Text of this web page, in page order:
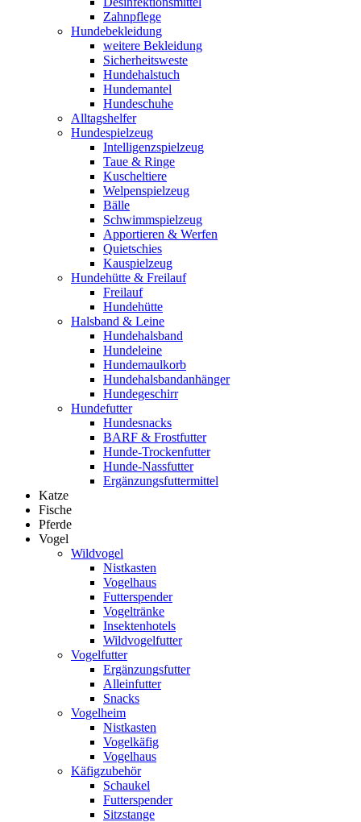
Zahnpflege
Hundebekleidung
weitere Bekleidung
Sicherheitsweste
Hundehalstuch
Hundemantel
Hundeschuhe
Alltagshelfer
Hundespielzeug
Intelligenzspielzeug
Taue & Ringe
Kuscheltiere
Welpenspielzeug
Bälle
Schwimmspielzeug
Apportieren & Werfen
Quietschies
Kauspielzeug
Hundehütte & Freilauf
Freilauf
Hundehütte
Halsband & Leine
Hundehalsband
Hundeleine
Hundemaulkorb
Hundehalsbandanhänger
Hundegeschirr
Hundefutter
Hundesnacks
BARF & Frostfutter
Hunde-Trockenfutter
Hunde-Nassfutter
Ergänzungsfuttermittel
Katze
Fische
Pferde
Vogel
Wildvogel
Nistkasten
Vogelhaus
Futterspender
Vogeltränke
Insektenhotels
Wildvogelfutter
Vogelfutter
Ergänzungsfutter
Alleinfutter
Snacks
Vogelheim
Nistkasten
Vogelkäfig
Vogelhaus
Käfigzubehör
Schaukel
Futterspender
Sitzstange